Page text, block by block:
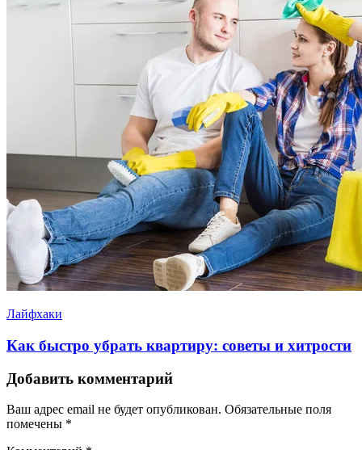
Лайфхаки
Как быстро убрать квартиру: советы и хитрости
Добавить комментарий
Ваш адрес email не будет опубликован. Обязательные поля
помечены *